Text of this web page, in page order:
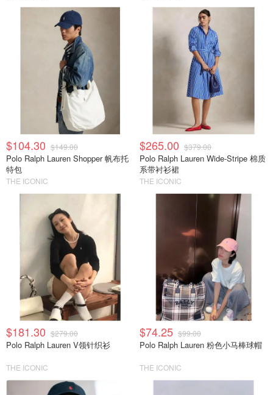
$104.30 $149.00
Polo Ralph Lauren Shopper 帆布托
特包
THE ICONIC
$265.00 $379.00
Polo Ralph Lauren Wide-Stripe 棉质
系带衬衫裙
THE ICONIC
$181.30 $279.00
Polo Ralph Lauren V领针织衫
THE ICONIC
$74.25 $99.00
Polo Ralph Lauren 粉色小马棒球帽
THE ICONIC